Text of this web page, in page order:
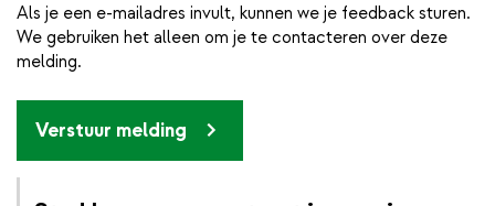
Als je een e-mailadres invult, kunnen we je feedback sturen.
We gebruiken het alleen om je te contacteren over deze
melding.
Verstuur melding